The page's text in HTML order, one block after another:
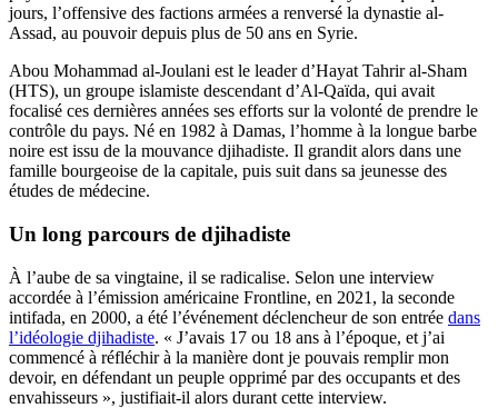
jours, l’offensive des factions armées a renversé la dynastie al-
Assad, au pouvoir depuis plus de 50 ans en Syrie.
Abou Mohammad al-Joulani est le leader d’Hayat Tahrir al-Sham
(HTS), un groupe islamiste descendant d’Al-Qaïda, qui avait
focalisé ces dernières années ses efforts sur la volonté de prendre le
contrôle du pays. Né en 1982 à Damas, l’homme à la longue barbe
noire est issu de la mouvance djihadiste. Il grandit alors dans une
famille bourgeoise de la capitale, puis suit dans sa jeunesse des
études de médecine.
Un long parcours de djihadiste
À l’aube de sa vingtaine, il se radicalise. Selon une interview
accordée à l’émission américaine Frontline, en 2021, la seconde
intifada, en 2000, a été l’événement déclencheur de son entrée dans
l’idéologie djihadiste. « J’avais 17 ou 18 ans à l’époque, et j’ai
commencé à réfléchir à la manière dont je pouvais remplir mon
devoir, en défendant un peuple opprimé par des occupants et des
envahisseurs », justifiait-il alors durant cette interview.